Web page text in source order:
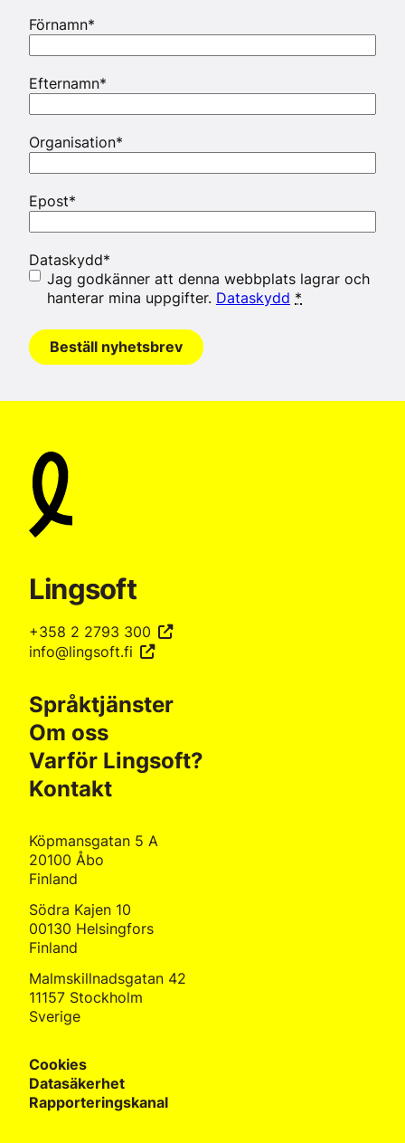
Förnamn*
Efternamn*
Organisation*
Epost*
Dataskydd*
Jag godkänner att denna webbplats lagrar och
hanterar mina uppgifter. Dataskydd *
Beställ nyhetsbrev
Lingsoft
+358 2 2793 300
info@lingsoft.fi
Köpmansgatan 5 A
20100 Åbo
Finland
Södra Kajen 10
00130 Helsingfors
Finland
Malmskillnadsgatan 42
11157 Stockholm
Sverige
Cookies
Datasäkerhet
Rapporteringskanal
Språktjänster
Om oss
Varför Lingsoft?
Kontakt